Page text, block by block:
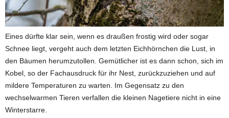
Eines dürfte klar sein, wenn es draußen frostig wird oder sogar
Schnee liegt, vergeht auch dem letzten Eichhörnchen die Lust, in
den Bäumen herumzutollen. Gemütlicher ist es dann schon, sich im
Kobel, so der Fachausdruck für ihr Nest, zurückzuziehen und auf
mildere Temperaturen zu warten. Im Gegensatz zu den
wechselwarmen Tieren verfallen die kleinen Nagetiere nicht in eine
Winterstarre.